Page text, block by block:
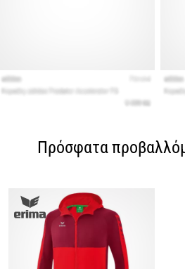
Πρόσφατα